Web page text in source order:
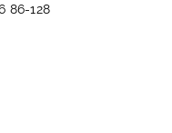
86-128